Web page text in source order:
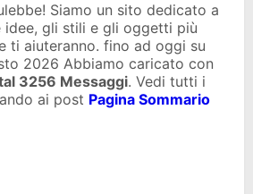
Siamo un sito dedicato a
idee, gli stili e gli oggetti più
ti aiuteranno. fino ad oggi su
2026 Abbiamo caricato con
3256 Messaggi. Vedi tutti i
ai post Pagina Sommario